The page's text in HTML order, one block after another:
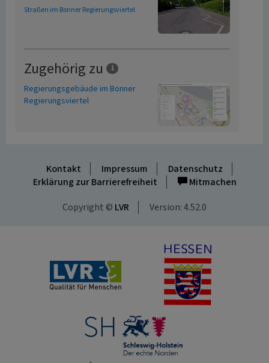
Straßen im Bonner Regierungsviertel
Zugehörig zu 1
Regierungsgebäude im Bonner
Regierungsviertel
Kontakt Impressum
Datenschutz
Erklärung zur Barrierefreiheit
Mitmachen
Copyright © LVR Version: 4.52.0